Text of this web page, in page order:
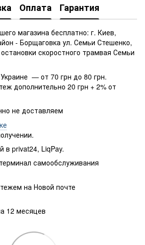
Оплата Гарантия
магазина бесплатно: г. Киев,
- Борщаговка ул. Семьи Стешенко,
скоростного трамвая Семьи
— от 70 грн до 80 грн.
дополнительно 20 грн + 2% от
не доставляем
в privat24, LiqPay.
самообслуживания
на Новой почте
12 месяцев